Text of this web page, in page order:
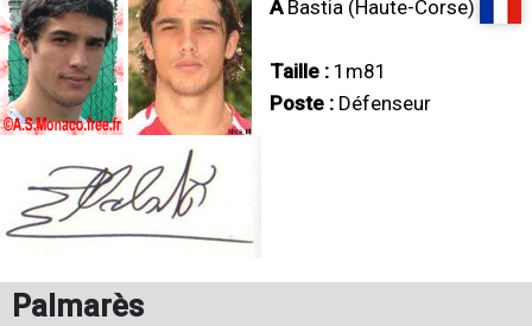
ÀBastia (Haute-Corse)
Taille : 1m81
Poste : Défenseur
Palmarès